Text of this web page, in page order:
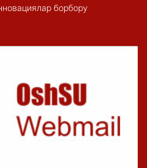
борбору